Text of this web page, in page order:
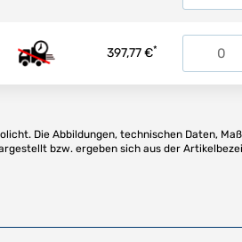
397,77 €*
Die Abbildungen, technischen Daten,
bzw. ergeben sich aus der